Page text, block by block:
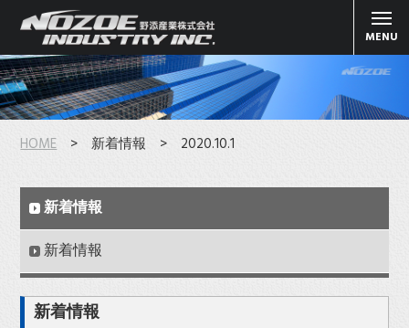
MENU
HOME> 新着情報 > 2020.10.1
新着情報
新着情報
新着情報